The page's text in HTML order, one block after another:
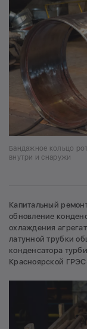
Бандажное кольцо
внутри и снаружи
Капитальный
обновление
охлаждения
латунной трубки
конденсатора
Красноярской